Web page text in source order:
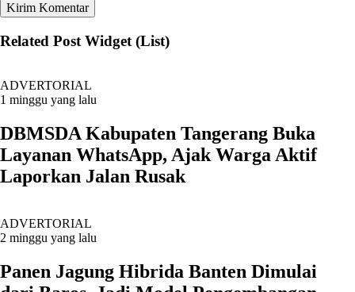
Related Post Widget (List)
ADVERTORIAL
1 minggu yang lalu
DBMSDA Kabupaten Tangerang Buka
Layanan WhatsApp, Ajak Warga Aktif
Laporkan Jalan Rusak
ADVERTORIAL
2 minggu yang lalu
Panen Jagung Hibrida Banten Dimulai